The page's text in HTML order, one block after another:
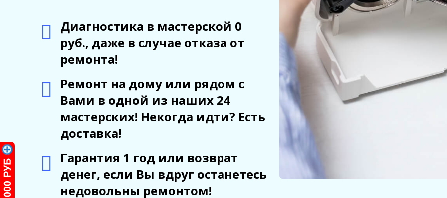
Диагностика в мастерской 0
руб., даже в случае отказа от
ремонта!
Ремонт на дому или рядом с
Вами в одной из наших 24
мастерских! Некогда идти? Есть
доставка!
Гарантия 1 год или возврат
денег, если Вы вдруг останетесь
недовольны ремонтом!